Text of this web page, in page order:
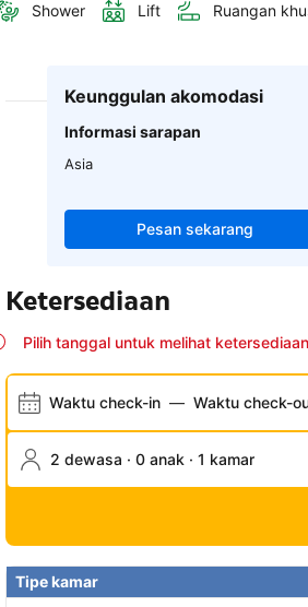
Shower Lift Ruangan
Keunggulan akomodasi
Informasi sarapan
Asia
Pesan sekarang
Ketersediaan
Pilih tanggal untuk melihat
Waktu check-in — Waktu check-
2 dewasa · 0 anak · 1 kamar
Tipe kamar